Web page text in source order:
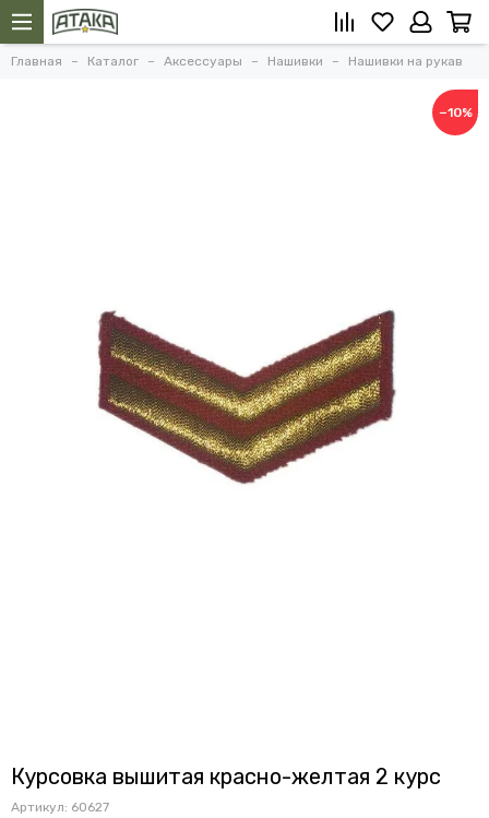
Главная Каталог Аксессуары Нашивки Нашивки на рукав
−10%
Курсовка вышитая красно-желтая 2 курс
Артикул: 60627